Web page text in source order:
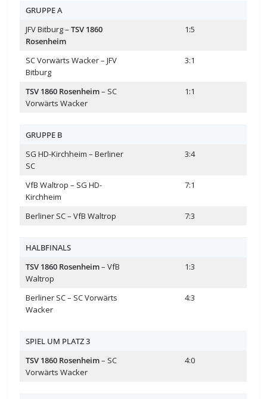
GRUPPE A
JFV Bitburg –TSV 1860
Rosenheim
1:5
SC Vorwärts Wacker – JFV
Bitburg
3:1
TSV 1860 Rosenheim– SC
Vorwärts Wacker
1:1
GRUPPE B
SG HD-Kirchheim – Berliner
SC
3:4
VfB Waltrop – SG HD-
Kirchheim
7:1
Berliner SC – VfB Waltrop 7:3
HALBFINALS
TSV 1860 Rosenheim– VfB
Waltrop
1:3
Berliner SC – SC Vorwärts
Wacker
4:3
SPIEL UM PLATZ 3
TSV 1860 Rosenheim– SC
Vorwärts Wacker
4:0